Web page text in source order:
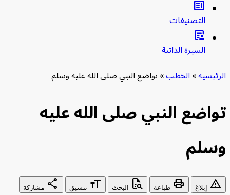
clarify
التصنيفات
article_person
السيرة الذاتية
»الخطب»تواضع النبي صلى الله عليه وسلم
النبي صلى الله عليه
إبلاغ print طباعة quick_reference_all البحث format_size تنسيق share مشاركة